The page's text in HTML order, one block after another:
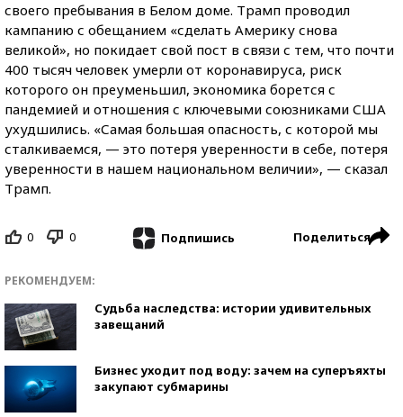
своего пребывания в Белом доме. Трамп проводил
кампанию с обещанием «сделать Америку снова
великой», но покидает свой пост в связи с тем, что почти
400 тысяч человек умерли от коронавируса, риск
которого он преуменьшил, экономика борется с
пандемией и отношения с ключевыми союзниками США
ухудшились. «Самая большая опасность, с которой мы
сталкиваемся, — это потеря уверенности в себе, потеря
уверенности в нашем национальном величии», — сказал
Трамп.
0 0 Подпишись Поделиться
РЕКОМЕНДУЕМ:
Судьба наследства: истории удивительных
завещаний
Бизнес уходит под воду: зачем на суперъяхты
закупают субмарины